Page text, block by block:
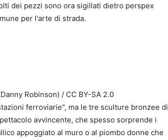
dei pezzi sono ora sigillati dietro perspex
per l'arte di strada.
Robinson) / CC BY-SA 2.0
ferroviarie", ma le tre sculture bronzee di
avvincente, che spesso sorprende i
appoggiato al muro o al piombo donne che